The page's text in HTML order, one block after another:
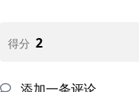
得分 2